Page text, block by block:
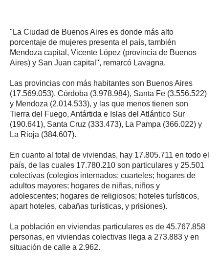
"La Ciudad de Buenos Aires es donde más alto
porcentaje de mujeres presenta el país, también
Mendoza capital, Vicente López (provincia de Buenos
Aires) y San Juan capital", remarcó Lavagna.
Las provincias con más habitantes son Buenos Aires
(17.569.053), Córdoba (3.978.984), Santa Fe (3.556.522)
y Mendoza (2.014.533), y las que menos tienen son
Tierra del Fuego, Antártida e Islas del Atlántico Sur
(190.641), Santa Cruz (333.473), La Pampa (366.022) y
La Rioja (384.607).
En cuanto al total de viviendas, hay 17.805.711 en todo el
país, de las cuales 17.780.210 son particulares y 25.501
colectivas (colegios internados; cuarteles; hogares de
adultos mayores; hogares de niñas, niños y
adolescentes; hogares de religiosos; hoteles turísticos,
apart hoteles, cabañas turísticas, y prisiones).
La población en viviendas particulares es de 45.767.858
personas, en viviendas colectivas llega a 273.883 y en
situación de calle a 2.962.